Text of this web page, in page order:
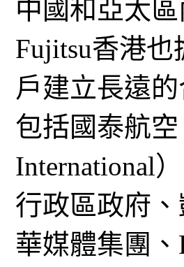
中國和亞太
Fujitsu香港
戶建立長遠
包括國泰航
International
行政區政府
華媒體集團、